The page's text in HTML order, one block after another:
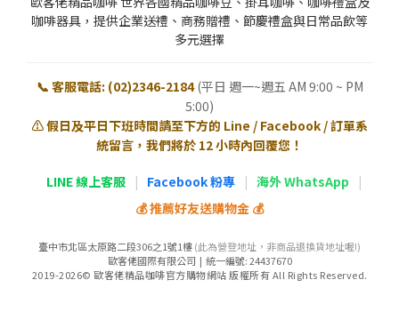
咖啡器具，提供企業送禮、商務贈禮、節慶禮盒與日常品飲等
多元選擇
📞 客服電話: (02)2346-2184 (平日 週一~週五 AM 9:00 ~ PM
5:00)
⚠️ 假日及平日下班時間請至下方的 Line / Facebook / 訂單系
統留言，我們將於 12 小時內回覆您！
LINE 線上客服 | Facebook 粉專 | 海外 WhatsApp
|
💰 推薦好友送購物金 💰
臺中市北區太原路二段306之1號1樓(此為營登地址，非商品退換貨地址喔!)
歐客佬國際有限公司 | 統一編號: 24437670
2019-2026© 歐客佬精品咖啡官方購物網站 版權所有 All Rights Reserved.